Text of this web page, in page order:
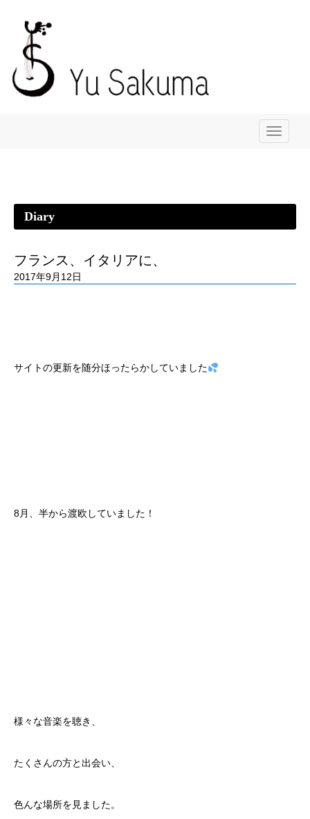
メ
ニ
Diary
フランス、イタリアに、
2017年9月12日
サイトの更新を随分ほったらかしていました
8月、半から渡欧していました！
様々な音楽を聴き、
たくさんの方と出会い、
色んな場所を見ました。